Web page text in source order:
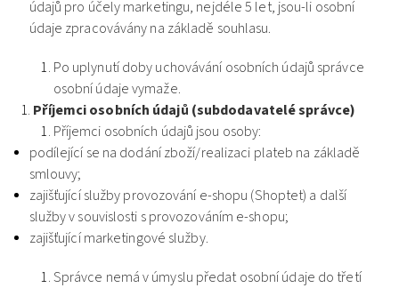
údajů pro účely marketingu, nejdéle 5 let, jsou-li osobní
údaje zpracovávány na základě souhlasu.
Po uplynutí doby uchovávání osobních údajů správce
osobní údaje vymaže.
Příjemci osobních údajů (subdodavatelé správce)
Příjemci osobních údajů jsou osoby:
podílející se na dodání zboží/realizaci plateb na základě
smlouvy;
zajišťující služby provozování e-shopu (Shoptet) a další
služby v souvislosti s provozováním e-shopu;
zajišťující marketingové služby.
Správce nemá v úmyslu předat osobní údaje do třetí